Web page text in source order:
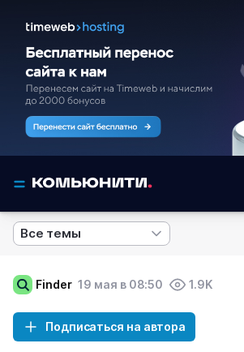
Все темы
Finder 19 мая в 08:50 1.9K
Подписаться на автора